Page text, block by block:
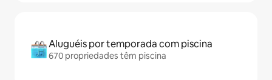
Aluguéis por temporada com piscina
670 propriedades têm piscina